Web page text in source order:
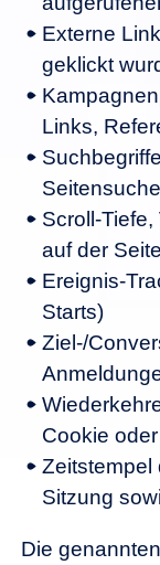
Externe
geklickt
Links,
Seitensuche
Scroll-
auf der Seite
Ereignis-
Starts)
Ziel-/
Cookie
Zeitstempel
Sitzung
Die